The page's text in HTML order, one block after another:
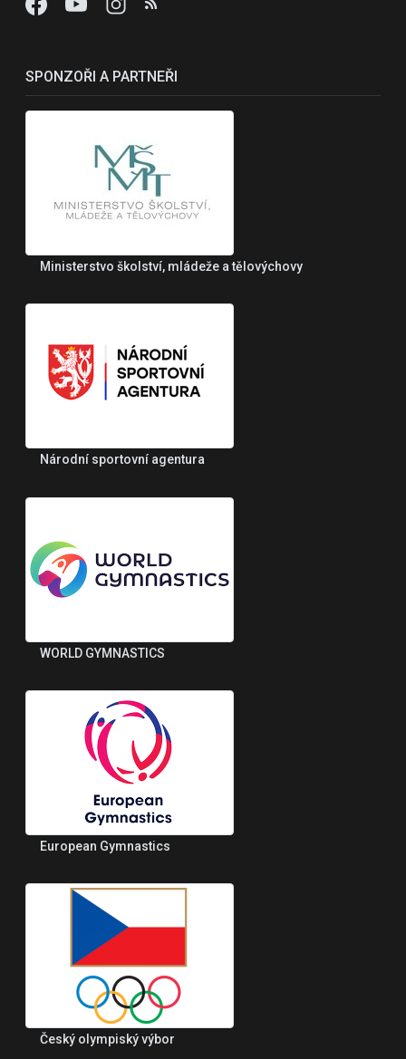
SPONZOŘI A PARTNEŘI
Ministerstvo školství, mládeže a tělovýchovy
Národní sportovní agentura
WORLD GYMNASTICS
European Gymnastics
Český olympiský výbor